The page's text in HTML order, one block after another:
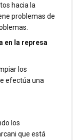
hacia la
problemas de
en la represa
los
efectúa una
los
que está